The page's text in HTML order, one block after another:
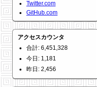
Twitter.com
GitHub.com
アクセスカウンタ
合計: 6,451,328
今日: 1,181
昨日: 2,456